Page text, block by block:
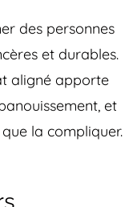
des personnes
et durables.
aligné apporte
et
la compliquer.